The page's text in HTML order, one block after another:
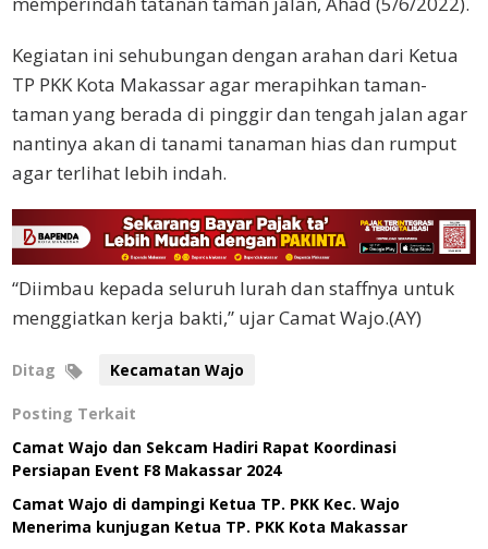
Kegiatan ini sehubungan dengan arahan dari Ketua
TP PKK Kota Makassar agar merapihkan taman-
taman yang berada di pinggir dan tengah jalan agar
nantinya akan di tanami tanaman hias dan rumput
agar terlihat lebih indah.
“Diimbau kepada seluruh lurah dan staffnya untuk
menggiatkan kerja bakti,” ujar Camat Wajo.(AY)
Ditag Kecamatan Wajo
Posting Terkait
Camat Wajo dan Sekcam Hadiri Rapat Koordinasi
Persiapan Event F8 Makassar 2024
Camat Wajo di dampingi Ketua TP. PKK Kec. Wajo
Menerima kunjugan Ketua TP. PKK Kota Makassar